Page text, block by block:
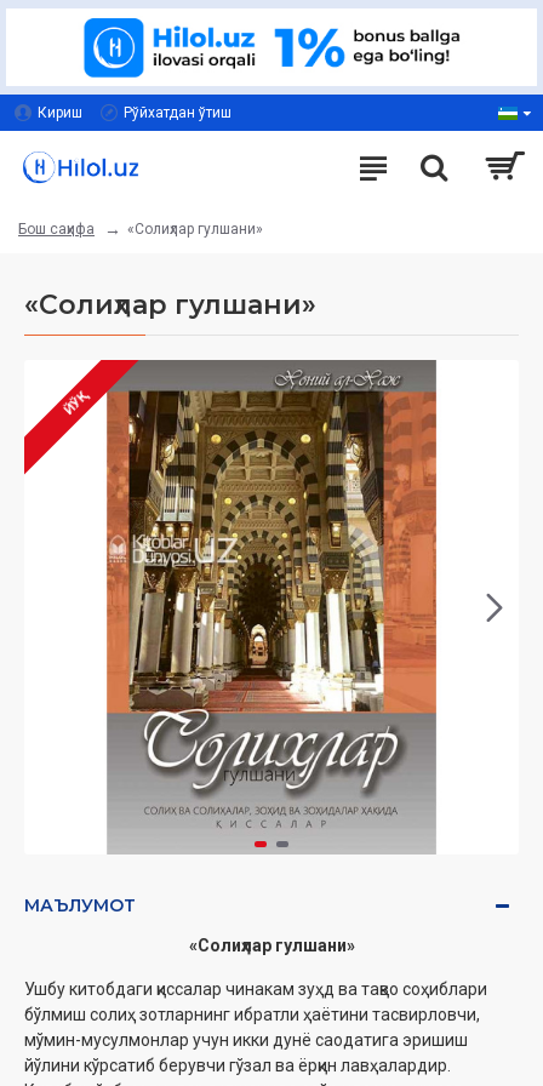
Кириш Рўйхатдан ўтиш
Бош саҳифа «Солиҳлар гулшани»
«Солиҳлар гулшани»
ЙЎҚ
МАЪЛУМОТ
«Солиҳлар гулшани»
Ушбу китобдаги қиссалар чинакам зуҳд ва тақво соҳиблари
бўлмиш солиҳ зотларнинг ибратли ҳаётини тасвирловчи,
мўмин-мусулмонлар учун икки дунё саодатига эришиш
йўлини кўрсатиб берувчи гўзал ва ёрқин лавҳалардир.